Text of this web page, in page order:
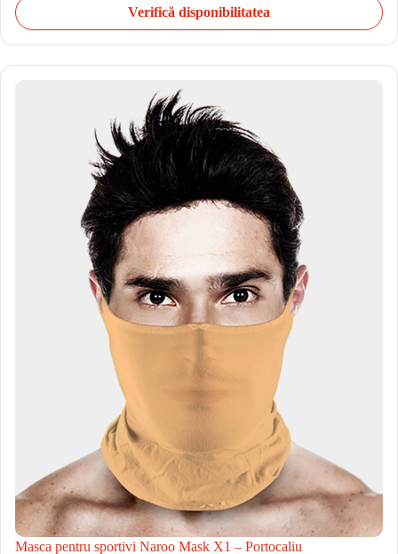
Verifică disponibilitatea
Masca pentru sportivi Naroo Mask X1 – Portocaliu